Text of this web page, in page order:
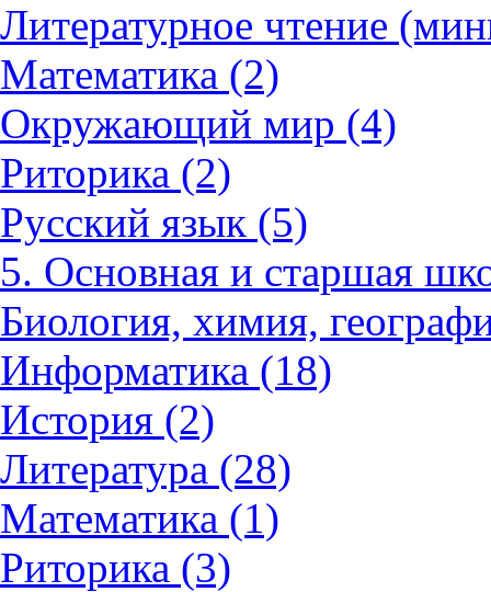
Литературное чтение
Математика (2)
Окружающий мир (4)
Риторика (2)
Русский язык (5)
5. Основная и старшая
Биология, химия,
Информатика (18)
История (2)
Литература (28)
Математика (1)
Риторика (3)